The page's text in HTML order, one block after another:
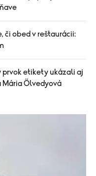
či obed v reštaurácii:
prvok etikety ukázali aj
Ölvedyová